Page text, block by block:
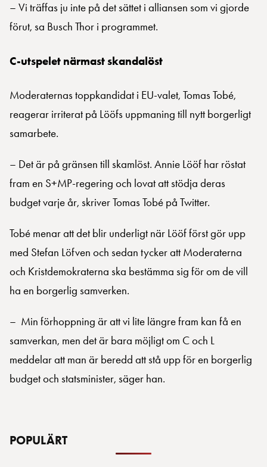
– Vi träffas ju inte på det sättet i alliansen som vi gjorde
förut, sa Busch Thor i programmet.
C-utspelet närmast skandalöst
Moderaternas toppkandidat i EU-valet, Tomas Tobé,
reagerar irriterat på Lööfs uppmaning till nytt borgerligt
samarbete.
– Det är på gränsen till skamlöst. Annie Lööf har röstat
fram en S+MP-regering och lovat att stödja deras
budget varje år, skriver Tomas Tobé på Twitter.
Tobé menar att det blir underligt när Lööf först gör upp
med Stefan Löfven och sedan tycker att Moderaterna
och Kristdemokraterna ska bestämma sig för om de vill
ha en borgerlig samverken.
– Min förhoppning är att vi lite längre fram kan få en
samverkan, men det är bara möjligt om C och L
meddelar att man är beredd att stå upp för en borgerlig
budget och statsminister, säger han.
POPULÄRT